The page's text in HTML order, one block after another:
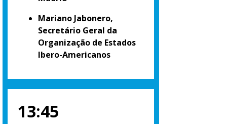
Mariano Jabonero,
Secretário Geral da
Organização de Estados
Ibero-Americanos
13:45